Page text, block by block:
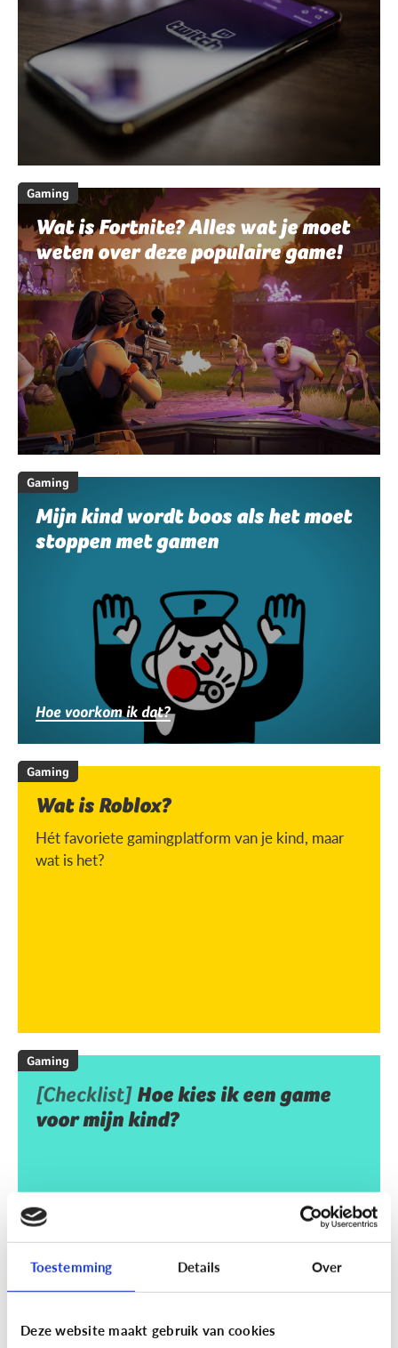
Toestemming Details Over
Deze website maakt gebruik van cookies
Gaming
Wat is Fortnite? Alles wat je moet
weten over deze populaire game!
Gaming
Mijn kind wordt boos als het moet
stoppen met gamen
Hoe voorkom ik dat?
Gaming
Wat is Roblox?
Hét favoriete gamingplatform van je kind, maar
wat is het?
Gaming
[Checklist] Hoe kies ik een game
voor mijn kind?